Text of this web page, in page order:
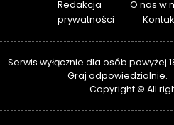
Redakcja O nas w
prywatności
Serwis wyłącznie dla osób powyżej
Graj odpowiedzialnie.
Copyright © All